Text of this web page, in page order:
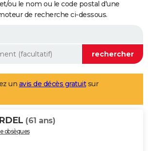
ou le nom ou le code postal d'une
de recherche ci-dessous.
un avis de décès gratuitsur
(61 ans)
obsèques